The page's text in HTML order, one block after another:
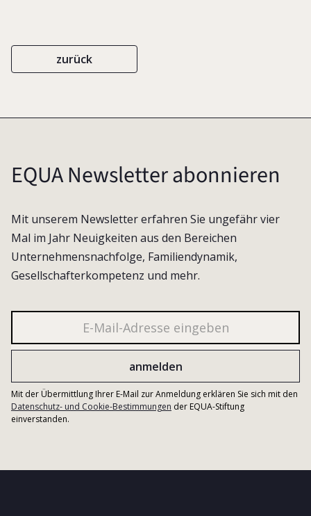
zurück
EQUA Newsletter abonnieren
Mit unserem Newsletter erfahren Sie ungefähr vier
Mal im Jahr Neuigkeiten aus den Bereichen
Unternehmensnachfolge, Familiendynamik,
Gesellschafterkompetenz und mehr.
Mit der Übermittlung Ihrer E-Mail zur Anmeldung erklären Sie sich mit den
Datenschutz- und Cookie-Bestimmungen der EQUA-Stiftung
einverstanden.